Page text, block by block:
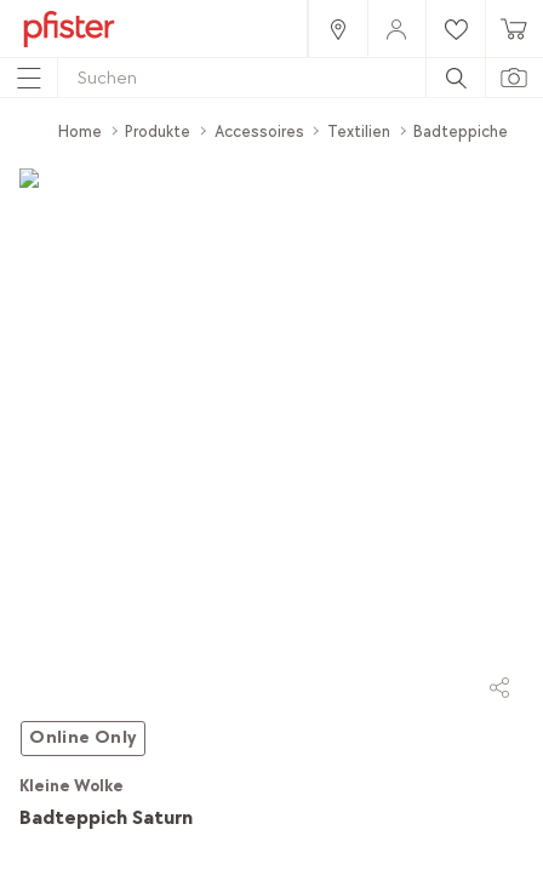
Home Produkte Accessoires Textilien Badteppiche
Online Only
Badteppich Saturn
Kleine Wolke